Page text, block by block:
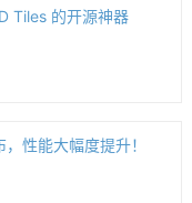
Tiles 的开源神器
性能大幅度提升！